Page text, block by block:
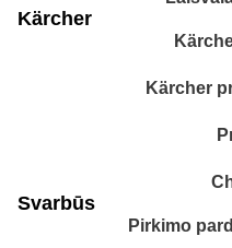
Kärcher
Kärcher
Svarbūs
Pirkimo